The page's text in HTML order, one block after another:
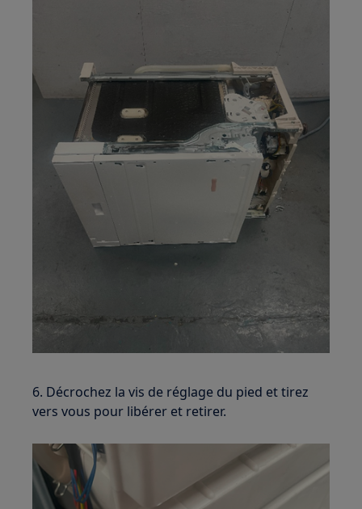
6. Décrochez la vis de réglage du pied et tirez
vers vous pour libérer et retirer.